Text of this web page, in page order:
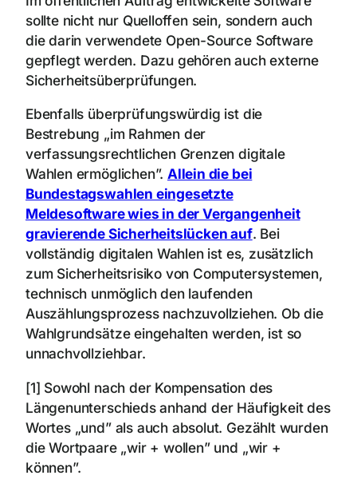
sollte nicht nur Quelloffen sein, sondern auch
die darin verwendete Open-Source Software
gepflegt werden. Dazu gehören auch externe
Sicherheitsüberprüfungen.
Ebenfalls überprüfungswürdig ist die
Bestrebung „im Rahmen der
verfassungsrechtlichen Grenzen digitale
Wahlen ermöglichen”. Allein die bei
Bundestagswahlen eingesetzte
Meldesoftware wies in der Vergangenheit
gravierende Sicherheitslücken auf. Bei
vollständig digitalen Wahlen ist es, zusätzlich
zum Sicherheitsrisiko von Computersystemen,
technisch unmöglich den laufenden
Auszählungsprozess nachzuvollziehen. Ob die
Wahlgrundsätze eingehalten werden, ist so
unnachvollziehbar.
[1] Sowohl nach der Kompensation des
Längenunterschieds anhand der Häufigkeit des
Wortes „und” als auch absolut. Gezählt wurden
die Wortpaare „wir + wollen” und „wir +
können”.